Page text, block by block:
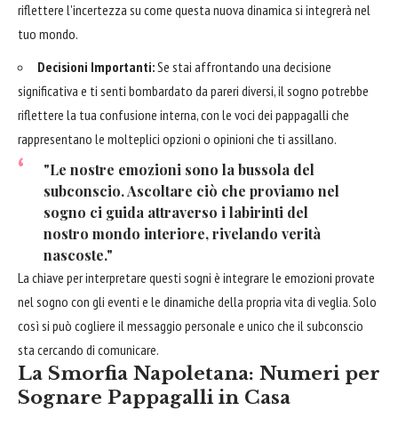
riflettere l'incertezza su come questa nuova dinamica si integrerà nel
tuo mondo.
Decisioni Importanti:Se stai affrontando una decisione
significativa e ti senti bombardato da pareri diversi, il sogno potrebbe
riflettere la tua confusione interna, con le voci dei pappagalli che
rappresentano le molteplici opzioni o opinioni che ti assillano.
"Le nostre emozioni sono la bussola del
subconscio. Ascoltare ciò che proviamo nel
sogno ci guida attraverso i labirinti del
nostro mondo interiore, rivelando verità
nascoste."
La chiave per interpretare questi sogni è integrare le emozioni provate
nel sogno con gli eventi e le dinamiche della propria vita di veglia. Solo
così si può cogliere il messaggio personale e unico che il subconscio
sta cercando di comunicare.
La Smorfia Napoletana: Numeri per
Sognare Pappagalli in Casa